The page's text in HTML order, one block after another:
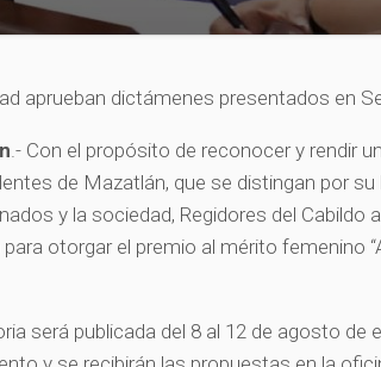
aprueban dictámenes presentados en
.- Con el propósito de reconocer y rendir
de Mazatlán, que se distingan por
y la sociedad, Regidores del Cabildo
otorgar el premio al mérito femenino
será publicada del 8 al 12 de agosto de